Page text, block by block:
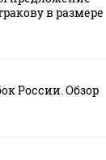
в размере
России. Обзор